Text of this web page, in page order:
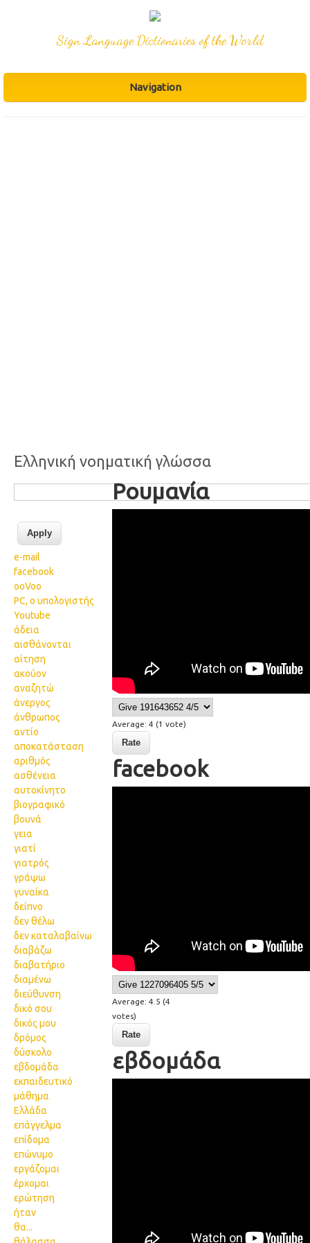
Sign Language Dictionaries of the World
Navigation
Ελληνική νοηματική γλώσσα
e-mail
facebook
ooVoo
PC, ο υπολογιστής
Youtube
άδεια
αισθάνονται
αίτηση
ακούον
αναζητώ
άνεργος
άνθρωπος
αντίο
αποκατάσταση
αριθμός
ασθένεια
αυτοκίνητο
βιογραφικό
βουνά
γεια
γιατί
γιατρός
γράψω
γυναίκα
δείπνο
δεν θέλω
δεν καταλαβαίνω
διαβάζω
διαβατήριο
διαμένω
διεύθυνση
δικό σου
δικός μου
δρόμος
δύσκολο
εβδομάδα
εκπαιδευτικό
μάθημα
Ελλάδα
επάγγελμα
επίδομα
επώνυμο
εργάζομαι
έρχομαι
ερώτηση
ήταν
θα...
Ρουμανία
Average: 4 (1 vote)
facebook
Average: 4.5 (4
votes)
εβδομάδα